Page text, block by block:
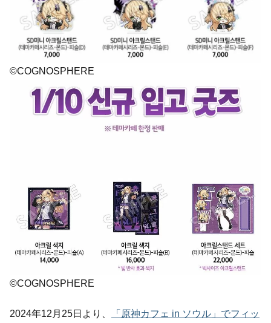
©COGNOSPHERE
©COGNOSPHERE
2024年12月25日より、
「原神カフェ in ソウル」でフィッ